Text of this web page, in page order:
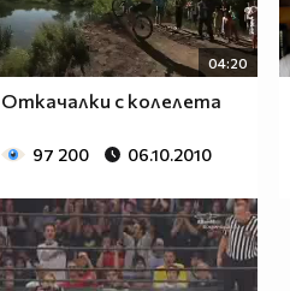
04:20
Откачалки с колелета
97 200 06.10.2010